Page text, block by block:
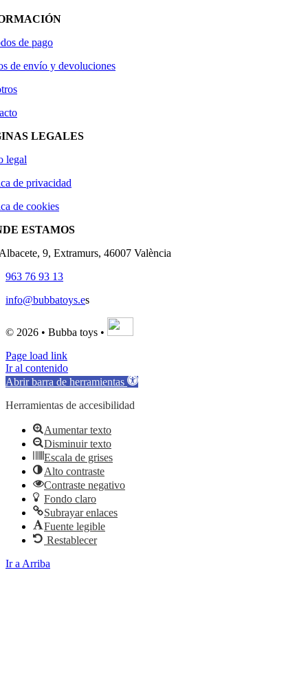
de pago
de envío y devoluciones
LEGALES
legal
de privacidad
de cookies
ESTAMOS
9, Extramurs, 46007 València
963 76 93 13
info@bubbatoys.es
© 2026 • Bubba toys •
Page load link
Ir al contenido
Abrir barra de herramientas
Herramientas de accesibilidad
Aumentar texto
Disminuir texto
Escala de grises
Alto contraste
Contraste negativo
Fondo claro
Subrayar enlaces
Fuente legible
Restablecer
Ir a Arriba